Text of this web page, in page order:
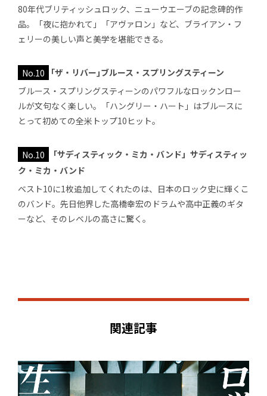
80年代ブリティッシュロック、ニューウエーブの記念碑的作
品。「夜に抱かれて」「アヴァロン」など、ブライアン・フ
ェリーの美しい声と美学を堪能できる。
No.10
｢ザ・リバー｣ブルース・スプリングスティーン
ブルース・スプリングスティーンのパワフルなロックンロー
ルが文句なく楽しい。「ハングリー・ハート」はブルースに
とって初めての全米トップ10ヒット。
No.10
「サディスティック・ミカ・バンド」サディスティッ
ク・ミカ・バンド
ベスト10に1枚追加してくれたのは、日本のロック史に輝くこ
のバンド。先日他界した高橋幸宏のドラムや高中正義のギタ
ーなど、そのレベルの高さに驚く。
関連記事